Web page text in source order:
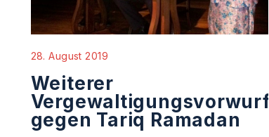
28. August 2019
Weiterer
Vergewaltigungsvorwurf
gegen Tariq Ramadan